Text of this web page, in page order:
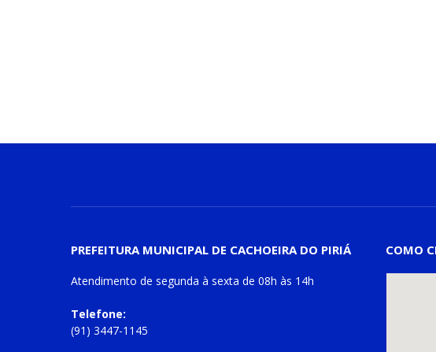
PREFEITURA MUNICIPAL DE CACHOEIRA DO PIRIÁ
Atendimento de segunda à sexta de 08h às 14h
Telefone:
(91) 3447-1145
COMO